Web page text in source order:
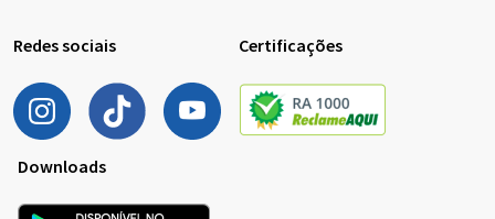
Redes sociais Certificações
Downloads